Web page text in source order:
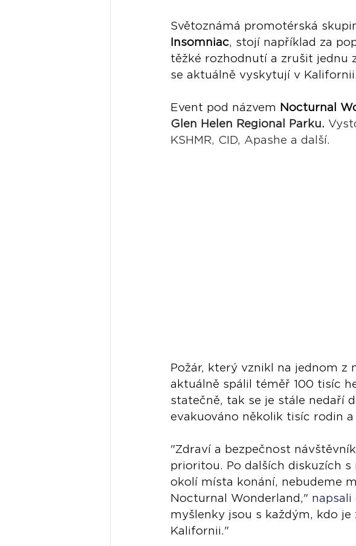
Světoznámá promotérská
Insomniac, stojí například za
těžké rozhodnutí a zrušit jednu
se aktuálně vyskytují v Kalifornii.
Event pod názvem Nocturnal
Glen Helen Regional Parku.
KSHMR, CID, Apashe a další.
Požár, který vznikl na jednom z
aktuálně spálil téměř 100 tisíc
statečně, tak se je stále nedaří
evakuováno několik tisíc rodin
"Zdraví a bezpečnost
prioritou. Po dalších diskuzích
okolí místa konání, nebudeme
Nocturnal Wonderland,"
myšlenky jsou s každým, kdo je
Kalifornii."